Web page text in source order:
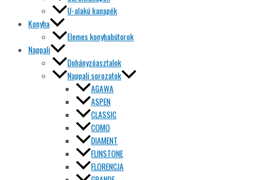
U-alakú kanapék
Konyha
Elemes konyhabútorok
Nappali
Dohányzóasztalok
Nappali sorozatok
AGAWA
ASPEN
CLASSIC
COMO
DIAMENT
FLINSTONE
FLORENCJA